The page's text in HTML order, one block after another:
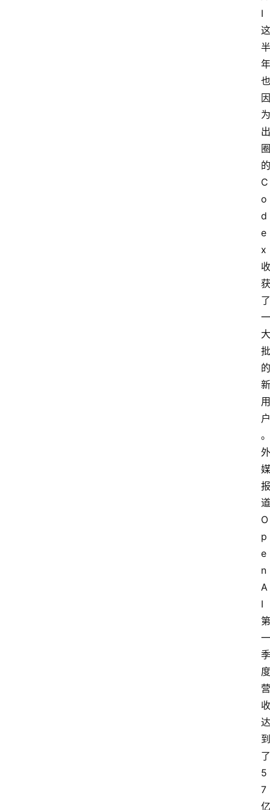
I
这
半
年
也
因
为
出
圈
的
C
o
d
e
x
收
获
了
一
大
批
的
新
用
户
。
外
媒
报
道
O
p
e
n
A
I
第
一
季
度
营
收
达
到
了
5
7
亿